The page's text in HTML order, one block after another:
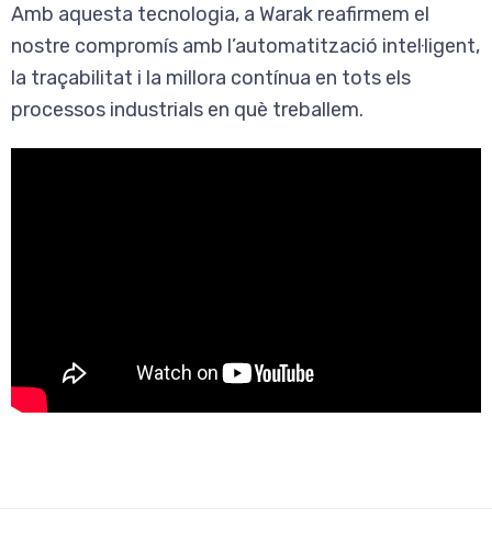
Amb aquesta tecnologia, a Warak reafirmem el
nostre compromís amb l’automatització intel·ligent,
la traçabilitat i la millora contínua en tots els
processos industrials en què treballem.